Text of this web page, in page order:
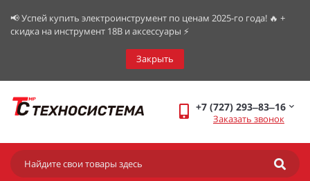
📢 Успей купить электроинструмент по ценам 2025-го года! 🔥 +
скидка на инструмент 18В и аксессуары ⚡️
Закрыть
+7 (727) 293‒83‒16
Заказать звонок